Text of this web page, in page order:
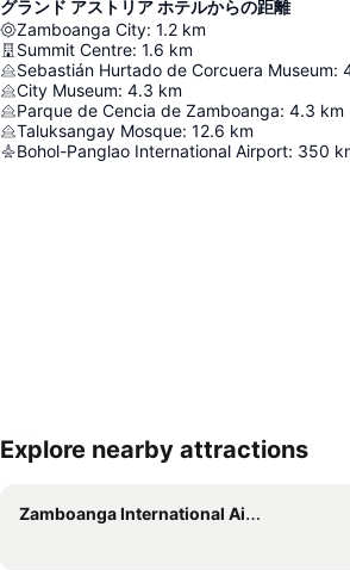
グランド アストリア ホテルからの距離
Zamboanga City: 1.2 km
Summit Centre: 1.6 km
Sebastián Hurtado de Corcuera Museum:
City Museum: 4.3 km
Parque de Cencia de Zamboanga: 4.3 km
Taluksangay Mosque: 12.6 km
Bohol-Panglao International Airport: 350
Explore nearby attractions
Zamboanga International Airport